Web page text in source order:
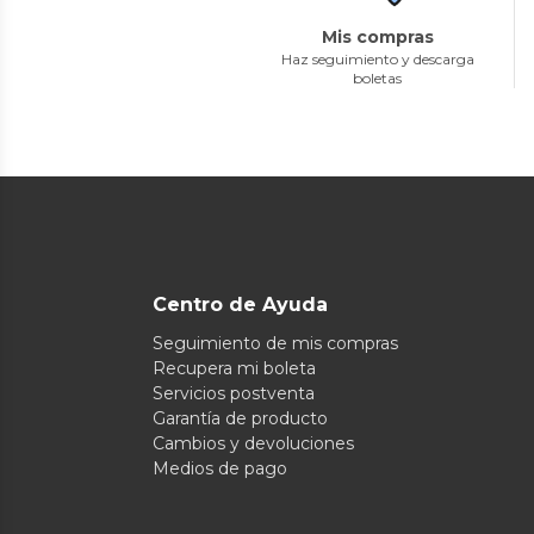
Mis compras
Haz seguimiento y descarga
boletas
Centro de Ayuda
Seguimiento de mis compras
Recupera mi boleta
Servicios postventa
Garantía de producto
Cambios y devoluciones
Medios de pago